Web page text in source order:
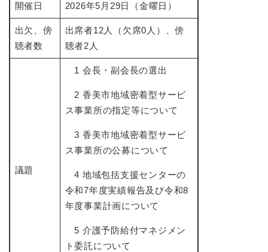
開催日 2026年5月29日（金曜日）
出欠、傍
聴者数
出席者12人（欠席0人）、傍
聴者2人
議題
1 会長・副会長の選出
2 香美市地域密着型サービ
ス事業所の指定等について
3 香美市地域密着型サービ
ス事業所の公募について
4 地域包括支援センターの
令和7年度実績報告及び令和8
年度事業計画について
5 介護予防給付マネジメン
ト委託について